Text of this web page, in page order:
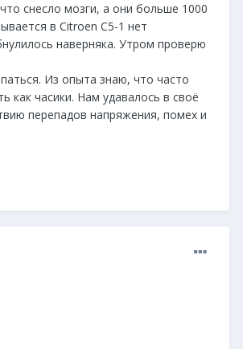
снесло мозги, а они больше 1000
в Citroen C5-1 нет
наверняка. Утром проверю
Из опыта знаю, что часто
как часики. Нам удавалось в своё
перепадов напряжения, помех и